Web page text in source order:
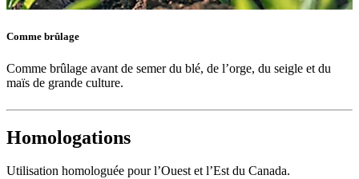
Comme brûlage
Comme brûlage avant de semer du blé, de l’orge, du seigle et du
maïs de grande culture.
Homologations
Utilisation homologuée pour l’Ouest et l’Est du Canada.